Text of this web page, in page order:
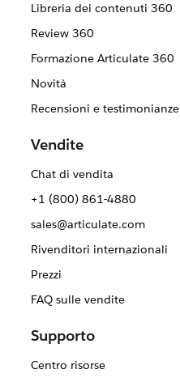
Libreria dei contenuti 360
Review 360
Formazione Articulate 360
Novità
Recensioni e testimonianze
Vendite
Chat di vendita
+1 (800) 861-4880
sales@articulate.com
Rivenditori internazionali
Prezzi
FAQ sulle vendite
Supporto
Centro risorse